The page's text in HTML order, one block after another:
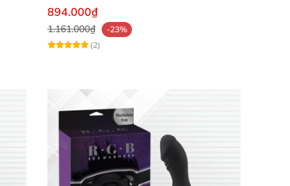
hay nhẹ dần theo nhu cầu . Kiểu rung
894.000₫
1.161.000₫
-23%
(2)